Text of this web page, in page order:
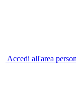
Accedi all'area